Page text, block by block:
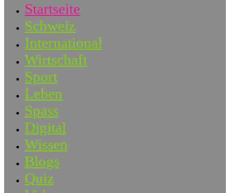
Startseite
Schweiz
International
Wirtschaft
Sport
Leben
Spass
Digital
Wissen
Blogs
Quiz